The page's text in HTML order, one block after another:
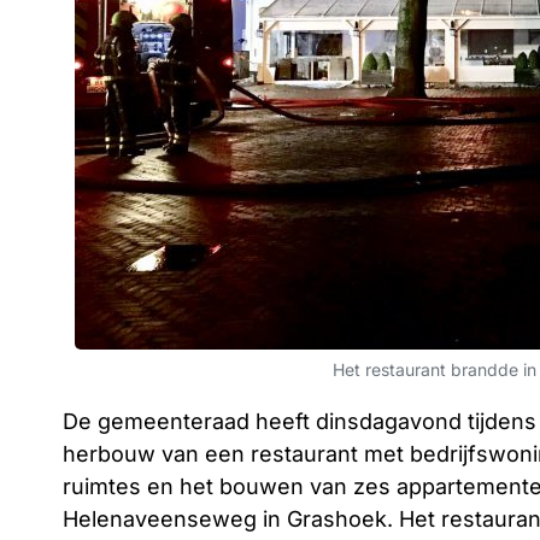
Het restaurant brandde
De gemeenteraad heeft dinsdagavond
herbouw van een restaurant met
ruimtes en het bouwen van zes
Helenaveenseweg in Grashoek. Het